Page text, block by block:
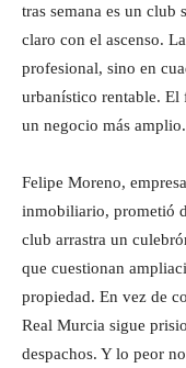
tras semana es un
claro con el ascenso.
profesional, sino en
urbanístico rentable. El
un negocio más amplio.
Felipe Moreno,
inmobiliario, prometió
club arrastra un
que cuestionan
propiedad. En vez de
Real Murcia sigue
despachos. Y lo peor